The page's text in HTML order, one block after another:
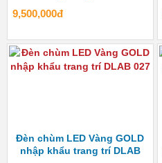
9,500,000đ
Đèn chùm LED Vàng GOLD
nhập khẩu trang trí DLAB